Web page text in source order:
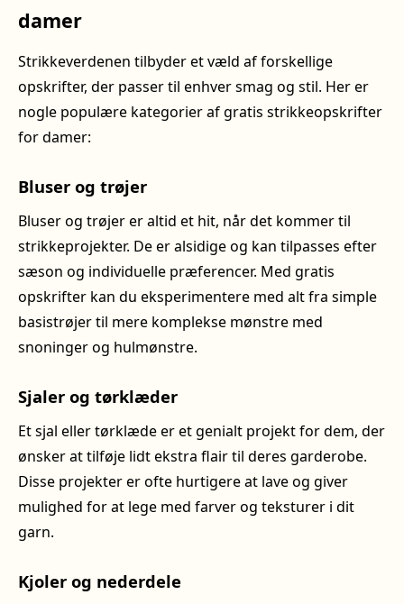
damer
Strikkeverdenen tilbyder et væld af forskellige
opskrifter, der passer til enhver smag og stil. Her er
nogle populære kategorier af gratis strikkeopskrifter
for damer:
Bluser og trøjer
Bluser og trøjer er altid et hit, når det kommer til
strikkeprojekter. De er alsidige og kan tilpasses efter
sæson og individuelle præferencer. Med gratis
opskrifter kan du eksperimentere med alt fra simple
basistrøjer til mere komplekse mønstre med
snoninger og hulmønstre.
Sjaler og tørklæder
Et sjal eller tørklæde er et genialt projekt for dem, der
ønsker at tilføje lidt ekstra flair til deres garderobe.
Disse projekter er ofte hurtigere at lave og giver
mulighed for at lege med farver og teksturer i dit
garn.
Kjoler og nederdele